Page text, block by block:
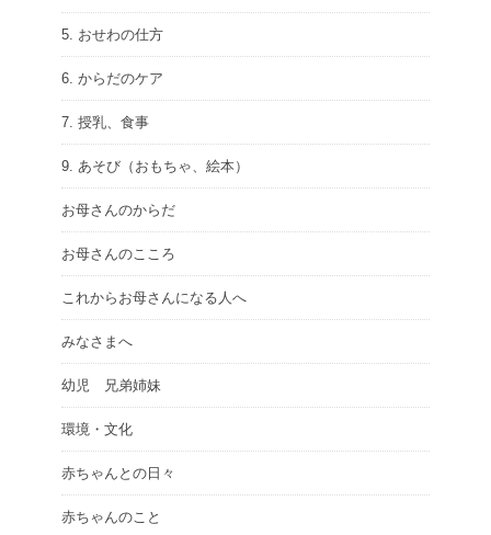
5. おせわの仕方
6. からだのケア
7. 授乳、食事
9. あそび（おもちゃ、絵本）
お母さんのからだ
お母さんのこころ
これからお母さんになる人へ
みなさまへ
幼児 兄弟姉妹
環境・文化
赤ちゃんとの日々
赤ちゃんのこと